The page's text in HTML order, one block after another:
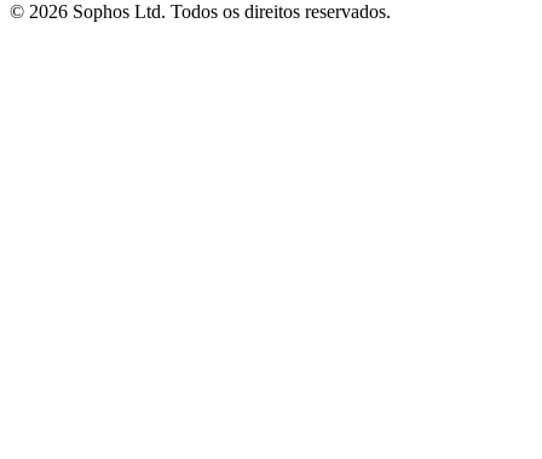
© 2026 Sophos Ltd. Todos os direitos reservados.